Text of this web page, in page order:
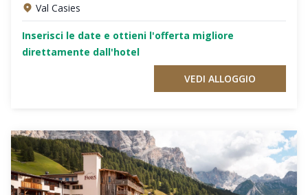
Val Casies
Inserisci le date e ottieni l'offerta migliore
direttamente dall'hotel
VEDI ALLOGGIO